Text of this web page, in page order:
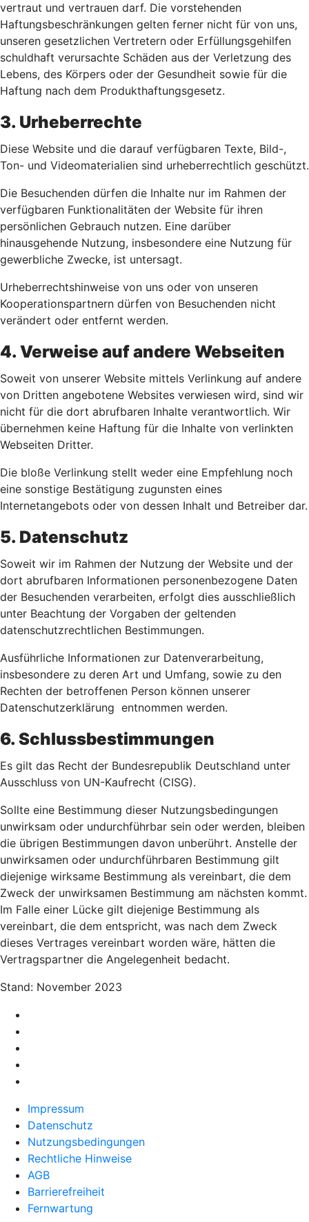
vertraut und vertrauen darf. Die vorstehenden
Haftungsbeschränkungen gelten ferner nicht für von uns,
unseren gesetzlichen Vertretern oder Erfüllungsgehilfen
schuldhaft verursachte Schäden aus der Verletzung des
Lebens, des Körpers oder der Gesundheit sowie für die
Haftung nach dem Produkthaftungsgesetz.
3. Urheberrechte
Diese Website und die darauf verfügbaren Texte, Bild-,
Ton- und Videomaterialien sind urheberrechtlich geschützt.
Die Besuchenden dürfen die Inhalte nur im Rahmen der
verfügbaren Funktionalitäten der Website für ihren
persönlichen Gebrauch nutzen. Eine darüber
hinausgehende Nutzung, insbesondere eine Nutzung für
gewerbliche Zwecke, ist untersagt.
Urheberrechtshinweise von uns oder von unseren
Kooperationspartnern dürfen von Besuchenden nicht
verändert oder entfernt werden.
4. Verweise auf andere Webseiten
Soweit von unserer Website mittels Verlinkung auf andere
von Dritten angebotene Websites verwiesen wird, sind wir
nicht für die dort abrufbaren Inhalte verantwortlich. Wir
übernehmen keine Haftung für die Inhalte von verlinkten
Webseiten Dritter.
Die bloße Verlinkung stellt weder eine Empfehlung noch
eine sonstige Bestätigung zugunsten eines
Internetangebots oder von dessen Inhalt und Betreiber dar.
5. Datenschutz
Soweit wir im Rahmen der Nutzung der Website und der
dort abrufbaren Informationen personenbezogene Daten
der Besuchenden verarbeiten, erfolgt dies ausschließlich
unter Beachtung der Vorgaben der geltenden
datenschutzrechtlichen Bestimmungen.
Ausführliche Informationen zur Datenverarbeitung,
insbesondere zu deren Art und Umfang, sowie zu den
Rechten der betroffenen Person können unserer
Datenschutzerklärung entnommen werden.
6. Schlussbestimmungen
Es gilt das Recht der Bundesrepublik Deutschland unter
Ausschluss von UN-Kaufrecht (CISG).
Sollte eine Bestimmung dieser Nutzungsbedingungen
unwirksam oder undurchführbar sein oder werden, bleiben
die übrigen Bestimmungen davon unberührt. Anstelle der
unwirksamen oder undurchführbaren Bestimmung gilt
diejenige wirksame Bestimmung als vereinbart, die dem
Zweck der unwirksamen Bestimmung am nächsten kommt.
Im Falle einer Lücke gilt diejenige Bestimmung als
vereinbart, die dem entspricht, was nach dem Zweck
dieses Vertrages vereinbart worden wäre, hätten die
Vertragspartner die Angelegenheit bedacht.
Stand: November 2023
Impressum
Datenschutz
Nutzungsbedingungen
Rechtliche Hinweise
AGB
Barrierefreiheit
Fernwartung